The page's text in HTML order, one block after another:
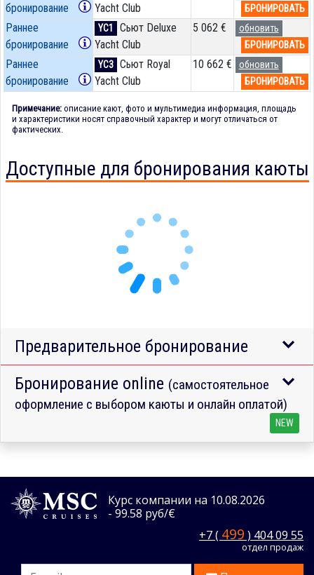
бронирование
Yacht Club
БРОНИРОВАТЬ
Раннее
бронирование
YC1
Сьют Deluxe
Yacht Club
5 062 €
обновить
БРОНИРОВАТЬ
Раннее
бронирование
YC3 Сьют Royal
Yacht Club
10 662 €
обновить
БРОНИРОВАТЬ
Примечание: описание кают, фото и мультимедиа информация, площадь
и характеристики носят справочный характер и могут отличаться от
фактических.
Доступные для бронирования каюты
Предварительное бронирование
Бронирование online (самостоятельное
оформление с выбором каюты и онлайн оплатой)
NEW
Курс компании на 10.08.2026
- 99.58 руб/€
+7 ( 499 ) 404 09 55
отдел продаж